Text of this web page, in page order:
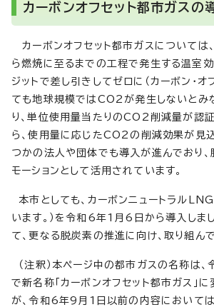
カーボンオフセット都市ガスの
カーボンオフセット都市ガスについては
ら燃焼に至るまでの工程で発生する温室
ジットで差し引きしてゼロに（カーボン・オ
ても地球規模ではCO2が発生しないとみ
り、単位使用量当たりのCO2削減量が認
ら、使用量に応じたCO2の削減効果が見込
つかの法人や団体でも導入が進んでおり
モーションとして活用されています。
本市としても、カーボンニュートラルLNG
います。）を令和6年1月6日から導入しま
て、更なる脱炭素の推進に向け、取り組んで
（注釈）本ページ中の都市ガスの名称は
で新名称「カーボンオフセット都市ガス」に
が、令和6年9月1日以前の内容においては